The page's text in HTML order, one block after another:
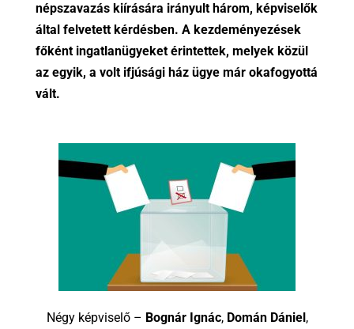
népszavazás kiírására irányult három, képviselők
által felvetett kérdésben. A kezdeményezések
főként ingatlanügyeket érintettek, melyek közül
az egyik, a volt ifjúsági ház ügye már okafogyottá
vált.
Négy képviselő – Bognár Ignác, Domán Dániel,